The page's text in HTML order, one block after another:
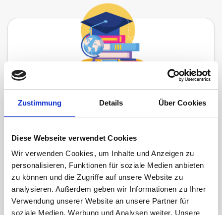
Zustimmung Details Über Cookies
Diese Webseite verwendet Cookies
Wir verwenden Cookies, um Inhalte und Anzeigen zu
personalisieren, Funktionen für soziale Medien anbieten
zu können und die Zugriffe auf unsere Website zu
analysieren. Außerdem geben wir Informationen zu Ihrer
Verwendung unserer Website an unsere Partner für
soziale Medien, Werbung und Analysen weiter. Unsere
Try
for
free
students and compete for the best
investor title